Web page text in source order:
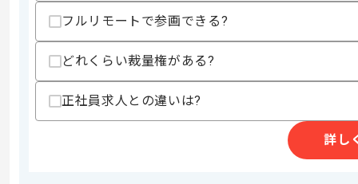
・ABテストやユーザーデータ分析及び
スキルに不安がある方へ
上記に似た経験やスキルをお持ちであれば申
フルリモートで参画できる?
どれくらい裁量権がある?
正社員求人との違いは?
詳し